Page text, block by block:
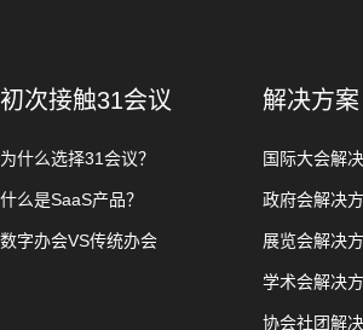
初次接触31会议
为什么选择31会议？
什么是SaaS产品？
数字办会VS传统办会
解决方案
国际大会解
政府会解决
展览会解决
学术会解决
协会社团解